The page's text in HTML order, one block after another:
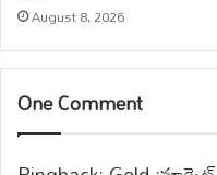
August 8, 2026
One Comment